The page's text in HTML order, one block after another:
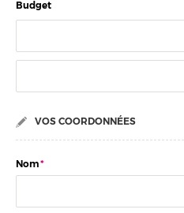
Budget
VOS COORDONNÉES
Nom*